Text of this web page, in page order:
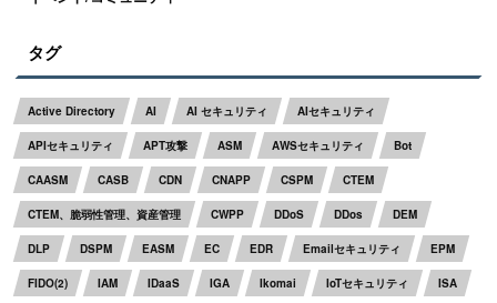
タグ
Active Directory AI AI セキュリティ AIセキュリティ
APIセキュリティ APT攻撃 ASM AWSセキュリティ Bot
CAASM CASB CDN CNAPP CSPM CTEM
CTEM、脆弱性管理、資産管理 CWPP DDoS DDos DEM
DLP DSPM EASM EC EDR Emailセキュリティ EPM
FIDO(2) IAM IDaaS IGA Ikomai IoTセキュリティ ISA